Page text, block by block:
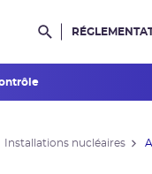
Rechercher
Installations nucléaires